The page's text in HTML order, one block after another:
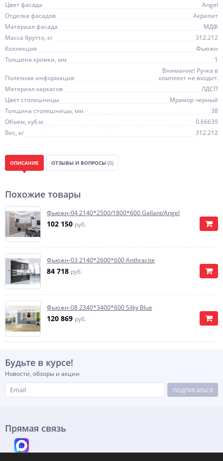
Цвет фасада
Angel
Отделка фасадов
Акрилит
Материал фасада
МДФ
Масса брутто, кг
312.212
Коллекция
Фьюжн
Толщина кромки, мм
1
Полезная информация
Внимание! Ручка в
комплект не входит.
Материал каркасов
ЛДСП
Цвет столешницы
Мрамор черный
Толщина столешницы, мм
38
Объем, куб.м
0.66639
Вес, кг
312.212
ОПИСАНИЕ ОТЗЫВЫ И ВОПРОСЫ (0)
Похожие товары
Фьюжн-04 2140*2500/1800*600 Gallant/Angel
102 150 руб.
Фьюжн-03 2140*2600*600 Anthracite
84 718 руб.
Фьюжн-08 2340*3400*600 Silky Blue
120 869 руб.
Будьте в курсе!
Новости, обзоры и акции
ПОДПИСАТЬСЯ
Прямая связь